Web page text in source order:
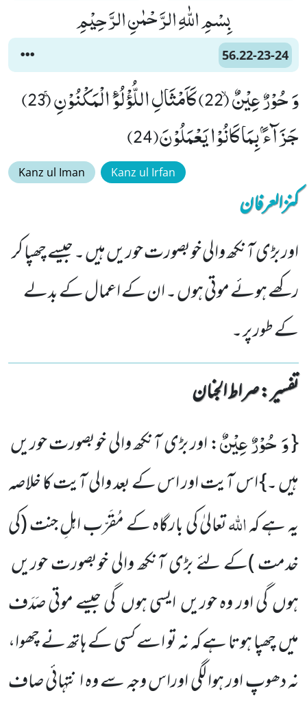
بِسْمِ اللّٰهِ الرَّحْمٰنِ الرَّحِیْمِ
56.22-23-24
وَ حُوْرٌ عِیْنٌۙ (22) كَاَمْثَالِ اللُّؤْلُوَٴ الْمَكْنُوْنِۚ (23)
جَزَآءًۢ بِمَا كَانُوْا یَعْمَلُوْنَ(24)
Kanz ul Iman Kanz ul Irfan
کنزالعرفان
اور بڑی آنکھ والی خوبصورت حوریں ہیں ۔ جیسے چھپا کر
رکھے ہوئے موتی ہوں ۔ ان کے اعمال کے بدلے
کے طور پر ۔
تفسیر : ‎صراط الجنان
{وَ حُوْرٌ عِیْنٌ: اور بڑی آنکھ والی خوبصورت حوریں
ہیں ۔} اس آیت اور اس کے بعد والی آیت کا خلاصہ
یہ ہے کہاللہتعالیٰ کی بارگاہ کے مُقَرّب اہلِ جنت(کی
خدمت )کے لئے بڑی آنکھ والی خوبصورت حوریں
ہوں گی اور وہ حوریں ایسی ہوں گی جیسے موتی صَدَف
میں چھپا ہوتا ہے کہ نہ تو اسے کسی کے ہاتھ نے چھوا،
نہ دھوپ اور ہوا لگی اوراس وجہ سے وہ ا نتہائی صاف